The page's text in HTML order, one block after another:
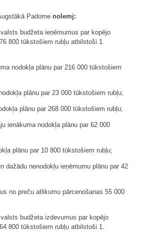
Padome nolemj:
budžeta ieņēmumus par kopējo
800 tūkstošiem rubļu atbilstoši 1.
nodokļa plānu par 216 000 tūkstošiem
plānu par 23 000 tūkstošiem rubļu;
plānu par 268 000 tūkstošiem rubļu;
ienākuma nodokļa plānu par 62 000
plānu par 10 800 tūkstošiem rubļu;
dažādu nenodokļu ieņēmumu plānu par 42
no preču atlikumu pārcenošanas 55 000
budžeta izdevumus par kopējo
800 tūkstošiem rubļu atbilstoši 1.